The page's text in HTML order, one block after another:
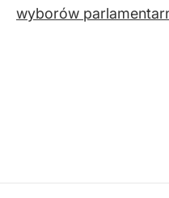
wyborów